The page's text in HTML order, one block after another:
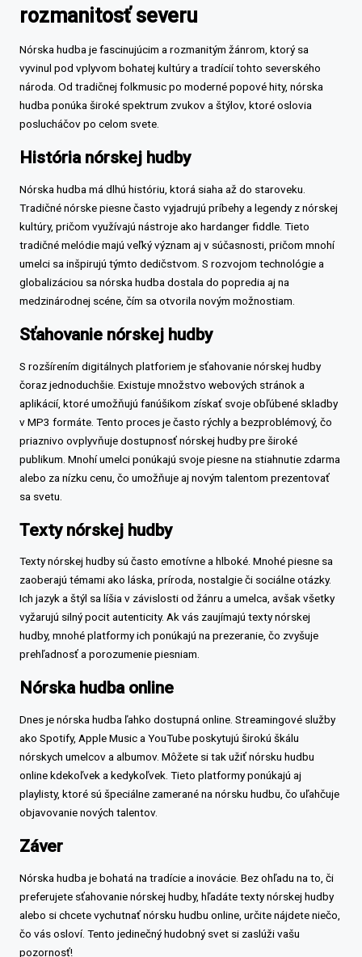
rozmanitosť severu
Nórska hudba je fascinujúcim a rozmanitým žánrom, ktorý sa
vyvinul pod vplyvom bohatej kultúry a tradícií tohto severského
národa. Od tradičnej folkmusic po moderné popové hity, nórska
hudba ponúka široké spektrum zvukov a štýlov, ktoré oslovia
poslucháčov po celom svete.
História nórskej hudby
Nórska hudba má dlhú históriu, ktorá siaha až do staroveku.
Tradičné nórske piesne často vyjadrujú príbehy a legendy z nórskej
kultúry, pričom využívajú nástroje ako hardanger fiddle. Tieto
tradičné melódie majú veľký význam aj v súčasnosti, pričom mnohí
umelci sa inšpirujú týmto dedičstvom. S rozvojom technológie a
globalizáciou sa nórska hudba dostala do popredia aj na
medzinárodnej scéne, čím sa otvorila novým možnostiam.
Sťahovanie nórskej hudby
S rozšírením digitálnych platforiem je sťahovanie nórskej hudby
čoraz jednoduchšie. Existuje množstvo webových stránok a
aplikácií, ktoré umožňujú fanúšikom získať svoje obľúbené skladby
v MP3 formáte. Tento proces je často rýchly a bezproblémový, čo
priaznivo ovplyvňuje dostupnosť nórskej hudby pre široké
publikum. Mnohí umelci ponúkajú svoje piesne na stiahnutie zdarma
alebo za nízku cenu, čo umožňuje aj novým talentom prezentovať
sa svetu.
Texty nórskej hudby
Texty nórskej hudby sú často emotívne a hlboké. Mnohé piesne sa
zaoberajú témami ako láska, príroda, nostalgie či sociálne otázky.
Ich jazyk a štýl sa líšia v závislosti od žánru a umelca, avšak všetky
vyžarujú silný pocit autenticity. Ak vás zaujímajú texty nórskej
hudby, mnohé platformy ich ponúkajú na prezeranie, čo zvyšuje
prehľadnosť a porozumenie piesniam.
Nórska hudba online
Dnes je nórska hudba ľahko dostupná online. Streamingové služby
ako Spotify, Apple Music a YouTube poskytujú širokú škálu
nórskych umelcov a albumov. Môžete si tak užiť nórsku hudbu
online kdekoľvek a kedykoľvek. Tieto platformy ponúkajú aj
playlisty, ktoré sú špeciálne zamerané na nórsku hudbu, čo uľahčuje
objavovanie nových talentov.
Záver
Nórska hudba je bohatá na tradície a inovácie. Bez ohľadu na to, či
preferujete sťahovanie nórskej hudby, hľadáte texty nórskej hudby
alebo si chcete vychutnať nórsku hudbu online, určite nájdete niečo,
čo vás osloví. Tento jedinečný hudobný svet si zaslúži vašu
pozornosť!